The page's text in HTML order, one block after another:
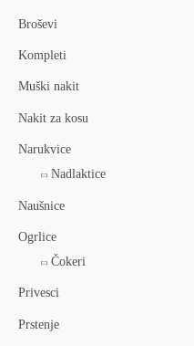
Broševi
Kompleti
Muški nakit
Nakit za kosu
Narukvice
Nadlaktice
Naušnice
Ogrlice
Čokeri
Privesci
Prstenje